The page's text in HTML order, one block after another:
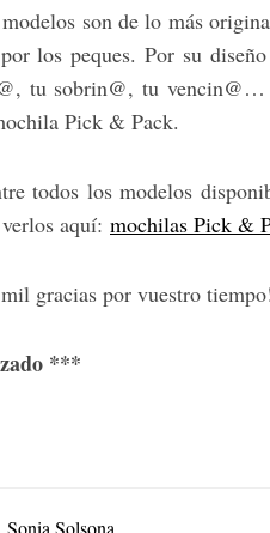
son de lo más
los peques. Por su
tu sobrin@, tu
Pick & Pack.
todos los modelos
aquí: mochilas Pick &
gracias por vuestro
***
Sonia Solsona